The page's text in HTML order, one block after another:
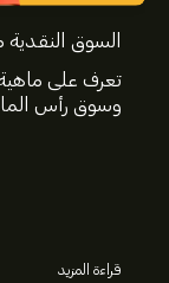
السوق
تعرف على
وسوق رأس
قراءة المزيد